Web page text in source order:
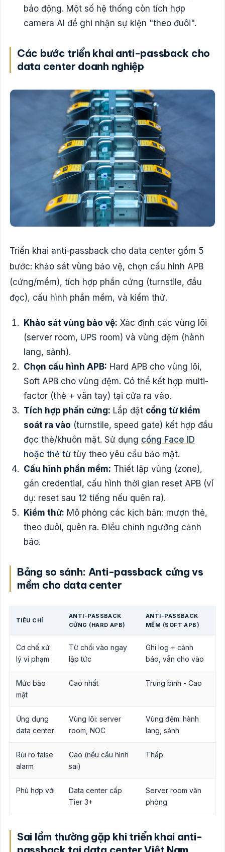
báo động. Một số hệ thống còn tích hợp
camera AI để ghi nhận sự kiện "theo đuôi".
Các bước triển khai anti-passback cho
data center doanh nghiệp
Triển khai anti-passback cho data center gồm 5
bước: khảo sát vùng bảo vệ, chọn cấu hình APB
(cứng/mềm), tích hợp phần cứng (turnstile, đầu
đọc), cấu hình phần mềm, và kiểm thử.
Khảo sát vùng bảo vệ: Xác định các vùng lõi
(server room, UPS room) và vùng đệm (hành
lang, sảnh).
Chọn cấu hình APB: Hard APB cho vùng lõi,
Soft APB cho vùng đệm. Có thể kết hợp multi-
factor (thẻ + vân tay) tại cửa ra vào.
Tích hợp phần cứng: Lắp đặt cổng từ kiểm
soát ra vào (turnstile, speed gate) kết hợp đầu
đọc thẻ/khuôn mặt. Sử dụng cổng Face ID
hoặc thẻ từ tùy theo yêu cầu bảo mật.
Cấu hình phần mềm: Thiết lập vùng (zone),
gán credential, cấu hình thời gian reset APB (ví
dụ: reset sau 12 tiếng nếu quên ra).
Kiểm thử: Mô phỏng các kịch bản: mượn thẻ,
theo đuôi, quên ra. Điều chỉnh ngưỡng cảnh
báo.
Bảng so sánh: Anti-passback cứng vs
mềm cho data center
TIÊU CHÍ
ANTI-PASSBACK
CỨNG (HARD APB)
ANTI-PASSBACK
MỀM (SOFT APB)
Cơ chế xử
lý vi phạm
Từ chối vào ngay
lập tức
Ghi log + cảnh
báo, vẫn cho vào
Mức bảo
mật
Cao nhất Trung bình - Cao
Ứng dụng
data center
Vùng lõi: server
room, NOC
Vùng đệm: hành
lang, sảnh
Rủi ro false
alarm
Cao (nếu cấu hình
sai)
Thấp
Phù hợp với
Data center cấp
Tier 3+
Server room văn
phòng
Sai lầm thường gặp khi triển khai anti-